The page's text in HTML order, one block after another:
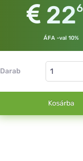
22
ÁFA -val 10%
Darab
Kosárba